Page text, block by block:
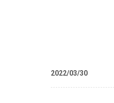
2022/03/30